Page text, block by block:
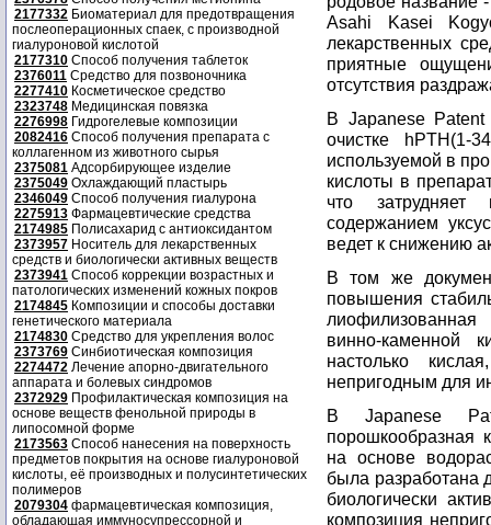
2177332 Биоматериал для предотвращения
послеоперационных спаек, с производной
гиалуроновой кислотой
2177310 Способ получения таблеток
2376011 Средство для позвоночника
2277410 Косметическое средство
2323748 Медицинская повязка
2276998 Гидрогелевые композиции
2082416 Способ получения препарата с
коллагенном из животного сырья
2375081 Адсорбирующее изделие
2375049 Охлаждающий пластырь
2346049 Способ получения гиалурона
2275913 Фармацевтические средства
2174985 Полисахарид с антиоксидантом
2373957 Носитель для лекарственных
средств и биологически активных веществ
2373941 Способ коррекции возрастных и
патологических изменений кожных покров
2174845 Композиции и способы доставки
генетического материала
2174830 Средство для укрепления волос
2373769 Синбиотическая композиция
2274472 Лечение апорно-двигательного
аппарата и болевых синдромов
2372929 Профилактическая композиция на
основе веществ фенольной природы в
липосомной форме
2173563 Способ нанесения на поверхность
предметов покрытия на основе гиалуроновой
кислоты, её производных и полусинтетических
полимеров
2079304 фармацевтическая композиция,
обладающая иммуносупрессорной и
Asahi Kasei
лекарственных
приятные
отсутствия
В Japanese
очистке hPTH(1-
используемой в
кислоты в
что затрудняет
содержанием
ведет к снижению
В том же
повышения
винно-каменной
настолько
непригодным для
В Japanese
порошкообразная
на основе
была разработана
биологически
композиция